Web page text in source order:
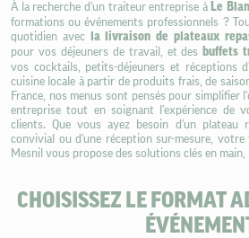
À la recherche d'un traiteur entreprise à Le
formations ou événements professionnels ?
quotidien avec la livraison de plateaux
pour vos déjeuners de travail, et des buffets
vos cocktails, petits-déjeuners et réceptions
cuisine locale à partir de produits frais, de
France, nos menus sont pensés pour simplifier
entreprise tout en soignant l'expérience de
clients. Que vous ayez besoin d'un plateau
convivial ou d'une réception sur-mesure,
Mesnil vous propose des solutions clés en
CHOISISSEZ LE FORMAT